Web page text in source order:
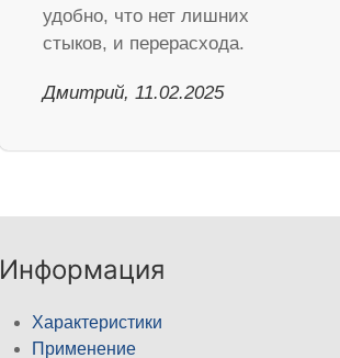
удобно, что нет лишних
стыков, и перерасхода.
Дмитрий, 11.02.2025
Информация
Характеристики
Применение